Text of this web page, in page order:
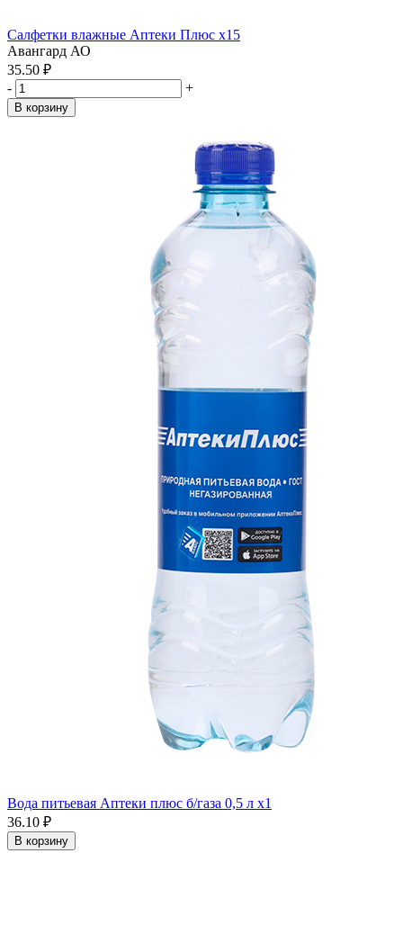
Салфетки влажные Аптеки Плюс x15
Авангард АО
35.50 ₽
-
+
В корзину
Вода питьевая Аптеки плюс б/газа 0,5 л x1
36.10 ₽
В корзину